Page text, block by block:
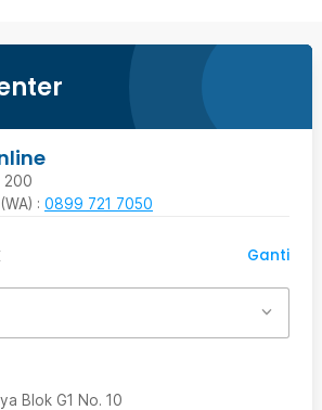
200
: 0899 721 7050
Ganti
Blok G1 No. 10